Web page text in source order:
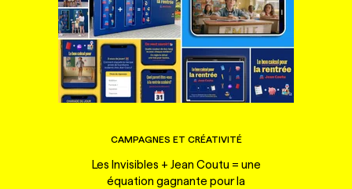
CAMPAGNES ET CRÉATIVITÉ
Les Invisibles + Jean Coutu = une
équation gagnante pour la